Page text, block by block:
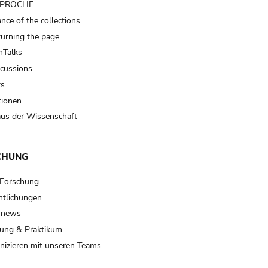
of the collections
the page…
der Wissenschaft
& Praktikum
mit unseren Teams